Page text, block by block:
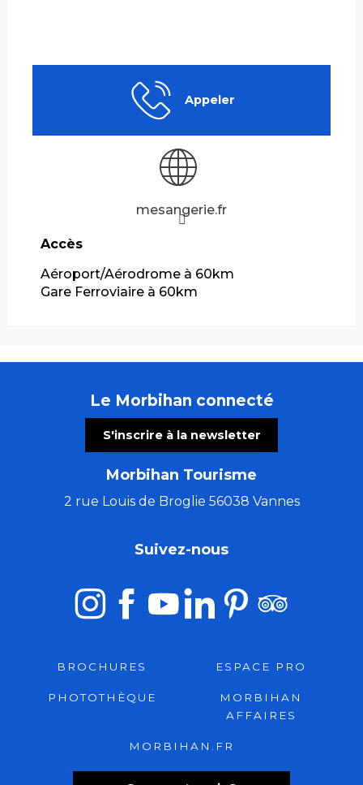
Appeler
mesangerie.fr
Accès
Accès
Aéroport/Aérodrome à 60km
Gare Ferroviaire à 60km
Le Morbihan connecté
S'inscrire à la newsletter
Morbihan Tourisme
2 rue Louis de Broglie 56038 Vannes
Suivez-nous
BROCHURES ESPACE PRO
PHOTOTHÈQUE
MORBIHAN
AFFAIRES
MORBIHAN.FR